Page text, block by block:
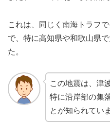
これは、同じく南海トラフ
で、特に高知県や和歌山県
た。
この地震は、津
特に沿岸部の集
とが知られてい